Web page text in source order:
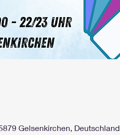
Gelsenkirchen, Deutschland